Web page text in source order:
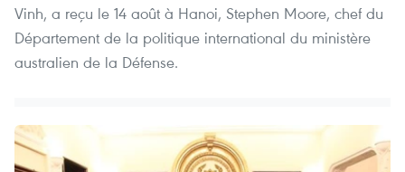
Vinh, a reçu le 14 août à Hanoi, Stephen Moore, chef du
Département de la politique international du ministère
australien de la Défense.